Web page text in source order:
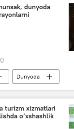
dunyoda
Dunyoda
Segodnya"
forum
turizm xizmatlari
o‘xshashlik